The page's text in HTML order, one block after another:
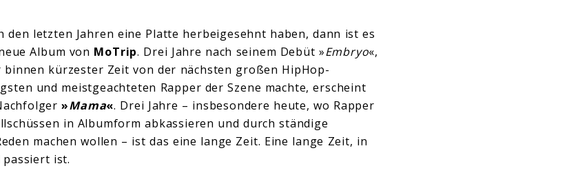
den letzten Jahren eine Platte herbeigesehnt haben, dann ist es
Album von MoTrip. Drei Jahre nach seinem Debüt »Embryo«,
binnen kürzester Zeit von der nächsten großen HipHop-
und meistgeachteten Rapper der Szene machte, erscheint
»Mama«. Drei Jahre – insbesondere heute, wo Rapper
in Albumform abkassieren und durch ständige
machen wollen – ist das eine lange Zeit. Eine lange Zeit, in
passiert ist.